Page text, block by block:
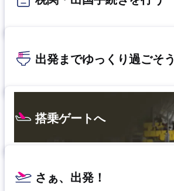
出発までゆっくり過ごそう
搭乗ゲートへ
さぁ、出発！